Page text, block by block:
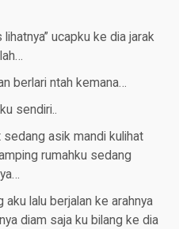
ucapku ke dia jarak
berlari ntah kemana…
sendiri..
asik mandi kulihat
rumahku sedang
aku lalu berjalan ke arahnya
diam saja ku bilang ke dia